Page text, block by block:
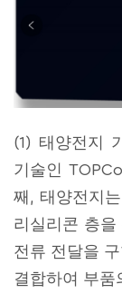
(1) 태양전지
기술인
째, 태양전지
리실리콘 층을
전류 전달을
결합하여 부품